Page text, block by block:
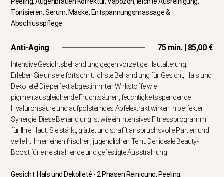
Tonisieren, Serum, Maske, Entspannungsmassage &
Abschlusspflege
Anti-Aging 75 min. | 85,00 €
Intensive Gesichtsbehandlung gegen vorzeitige Hautalterung.
Erleben Sie unsere fortschrittlichste Behandlung für Gesicht, Hals und
Dekolleté! Die perfekt abgestimmten Wirkstoffe wie
pigmentausgleichende Fruchtsäuren, feuchtigkeitsspendende
Hyaluronsäure und aufpolsterndes Apfelextrakt wirken in perfekter
Synergie. Diese Behandlung ist wie ein intensives Fitnessprogramm
für Ihre Haut: Sie stärkt, glättet und strafft anspruchsvolle Partien und
verleiht Ihnen einen frischen, jugendlichen Teint. Der ideale Beauty-
Boost für eine strahlende und gefestigte Ausstrahlung!
Gesicht, Hals und Dekolleté - 2 Phasen Reinigung, Peeling,